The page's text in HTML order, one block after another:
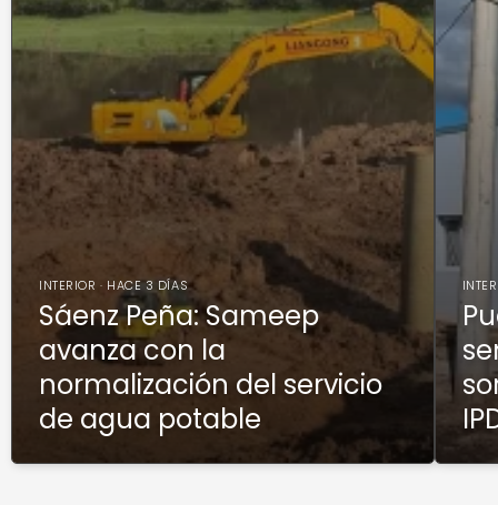
INTERIOR · HACE 3 DÍAS
Sáenz Peña: Sameep
avanza con la
normalización del servicio
de agua potable